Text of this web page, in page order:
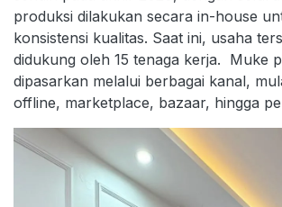
produksi dilakukan secara in-house
konsistensi kualitas. Saat ini, usaha
didukung oleh 15 tenaga kerja. Muke
dipasarkan melalui berbagai kanal,
offline, marketplace, bazaar, hingga